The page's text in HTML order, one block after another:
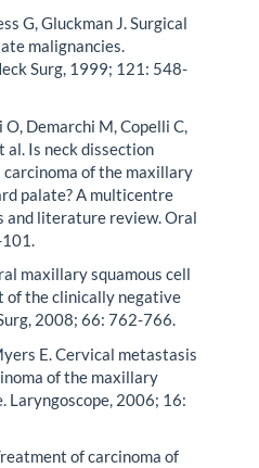
G, Gluckman J. Surgical
malignancies.
Surg, 1999; 121: 548-
Demarchi M, Copelli C,
al. Is neck dissection
carcinoma of the maxillary
palate? A multicentre
and literature review. Oral
maxillary squamous cell
of the clinically negative
2008; 66: 762-766.
E. Cervical metastasis
of the maxillary
Laryngoscope, 2006; 16:
of carcinoma of